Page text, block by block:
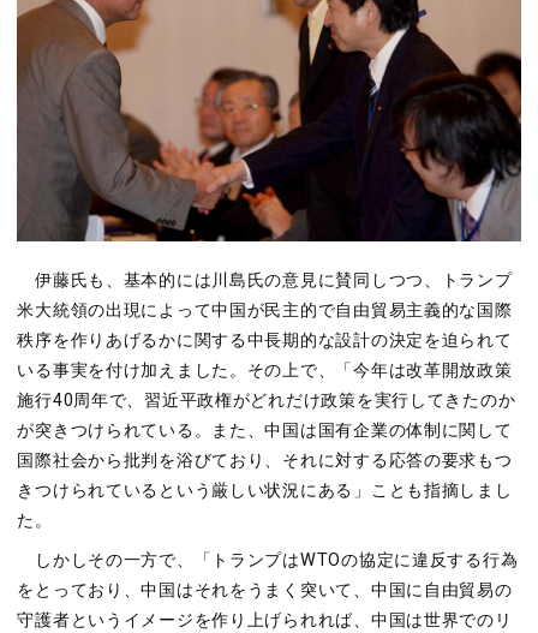
伊藤氏も、基本的には川島氏の意見に賛同しつつ、トランプ
米大統領の出現によって中国が民主的で自由貿易主義的な国際
秩序を作りあげるかに関する中長期的な設計の決定を迫られて
いる事実を付け加えました。その上で、「今年は改革開放政策
施行40周年で、習近平政権がどれだけ政策を実行してきたのか
が突きつけられている。また、中国は国有企業の体制に関して
国際社会から批判を浴びており、それに対する応答の要求もつ
きつけられているという厳しい状況にある」ことも指摘しまし
た。
しかしその一方で、「トランプはWTOの協定に違反する行為
をとっており、中国はそれをうまく突いて、中国に自由貿易の
守護者というイメージを作り上げられれば、中国は世界でのリ